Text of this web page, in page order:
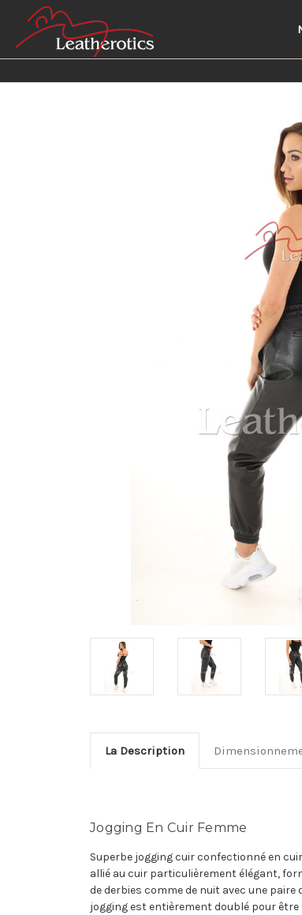
La Description
Jogging En Cuir Femme
Superbe jogging cuir confectionné en
allié au cuir particulièrement élégant,
de derbies comme de nuit avec une
jogging est entièrement doublé pour